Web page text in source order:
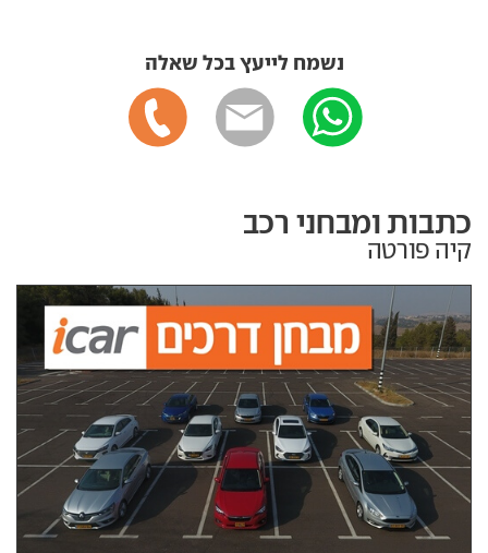
נשמח לייעץ בכל שאלה
כתבות ומבחני רכב
קיה פורטה